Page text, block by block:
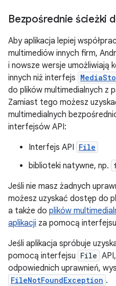
Bezpośrednie ścieżki
Aby aplikacja lepiej
multimediów innych firm,
i nowsze wersje umożliwiają
innych niż interfejs
do plików multimedialnych z
Zamiast tego możesz
multimedialnych
interfejsów API:
Interfejs API File
biblioteki natywne, np.
Jeśli nie masz żadnych
możesz uzyskać dostęp do
a także do plików
aplikacji za pomocą interfejsu
Jeśli aplikacja spróbuje
pomocą interfejsu File
odpowiednich uprawnień,
FileNotFoundException .